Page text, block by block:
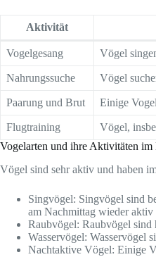
Aktivität
Vogelgesang Vögel
Nahrungssuche Vögel
Paarung und Brut Einige
Flugtraining
Vögel,
Vogelarten und ihre Aktivitäten im
Vögel sind sehr aktiv und haben
Singvögel: Singvögel sind
am Nachmittag wieder
Raubvögel: Raubvögel sind
Wasservögel: Wasservögel
Nachtaktive Vögel: Einige